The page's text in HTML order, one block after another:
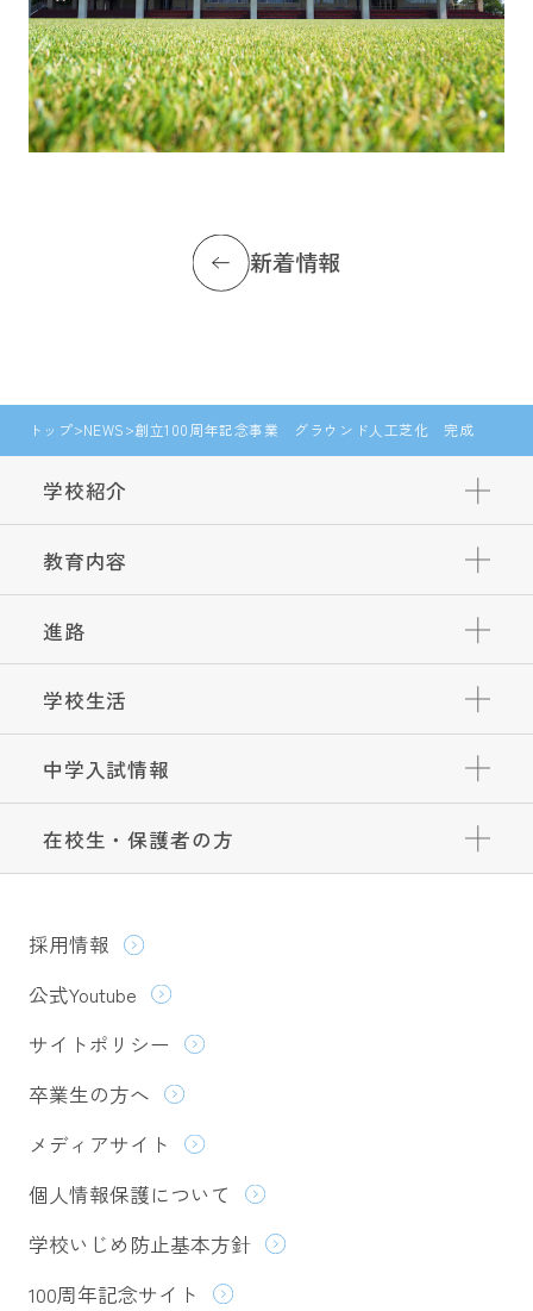
新着情報
トップ NEWS 創立100周年記念事業 グラウンド人工芝化 完成
学校紹介
教育内容
進路
学校生活
中学入試情報
在校生・保護者の方
採用情報
公式Youtube
サイトポリシー
卒業生の方へ
メディアサイト
個人情報保護について
学校いじめ防止基本方針
100周年記念サイト